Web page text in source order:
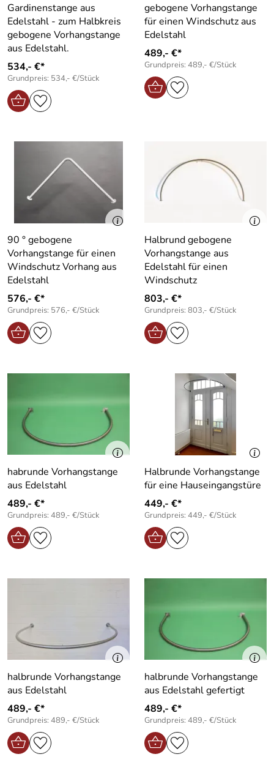
Gardinenstange aus
Edelstahl - zum Halbkreis
gebogene Vorhangstange
aus Edelstahl.
534,- €*
Grundpreis: 534,- €/Stück
gebogene Vorhangstange
für einen Windschutz aus
Edelstahl
489,- €*
Grundpreis: 489,- €/Stück
90 ° gebogene
Vorhangstange für einen
Windschutz Vorhang aus
Edelstahl
576,- €*
Grundpreis: 576,- €/Stück
Halbrund gebogene
Vorhangstange aus
Edelstahl für einen
Windschutz
803,- €*
Grundpreis: 803,- €/Stück
habrunde Vorhangstange
aus Edelstahl
489,- €*
Grundpreis: 489,- €/Stück
Halbrunde Vorhangstange
für eine Hauseingangstüre
449,- €*
Grundpreis: 449,- €/Stück
halbrunde Vorhangstange
aus Edelstahl
489,- €*
Grundpreis: 489,- €/Stück
halbrunde Vorhangstange
aus Edelstahl gefertigt
489,- €*
Grundpreis: 489,- €/Stück